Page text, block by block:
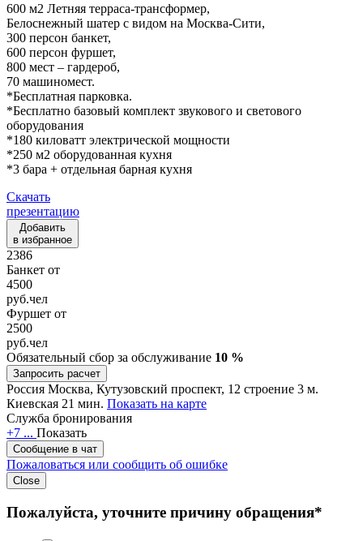
600 м2 Летняя терраса-трансформер,
Белоснежный шатер с видом на Москва-Сити,
300 персон банкет,
600 персон фуршет,
800 мест – гардероб,
70 машиномест.
*Бесплатная парковка.
*Бесплатно базовый комплект звукового и светового
оборудования
*180 киловатт электрической мощности
*250 м2 оборудованная кухня
*3 бара + отдельная барная кухня
Скачать
презентацию
Добавить
в избранное
2386
Банкет от
4500
руб.чел
Фуршет от
2500
руб.чел
Обязательный сбор за обслуживание 10 %
Запросить расчет
Россия Москва, Кутузовский проспект, 12 строение 3 м.
Киевская 21 мин. Показать на карте
Служба бронирования
+7 ... Показать
Сообщение в чат
Пожаловаться или сообщить об ошибке
Close
Пожалуйста, уточните причину обращения*